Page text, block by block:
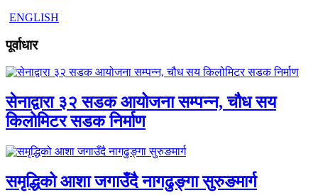
ENGLISH
पूर्वाधार
सेनाद्वारा ३२ सडक आयोजना सम्पन्न, चौध सय
किलोमिटर सडक निर्माण
समृद्धिको आशा जगाउँदै नागढुङ्गा सुरुङमार्ग